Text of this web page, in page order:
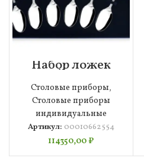
Набор ложек
чайных в
футляре
АргентА Classic
Фамильная 268,3
г, 6 шт, серебро
925, 00010662554
Столовые приборы,
Столовые приборы
индивидуальные
Артикул: 00010662554
114350,00₽